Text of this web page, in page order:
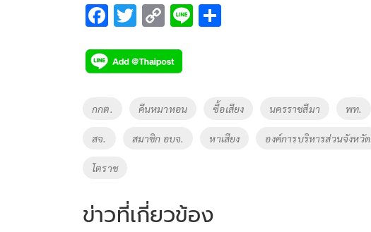
F
e
b
o
T
tt
er
C
p
y
Li
k
Li
Tags
กกต. คืนหมาหอน ซื้อเสียง นครราชสีมา พท.
สจ. สมาชิก อบจ. หาเสียง องค์การบริหารส่วนจังหวัด
โตราช
ข่าวที่เกี่ยวข้อง